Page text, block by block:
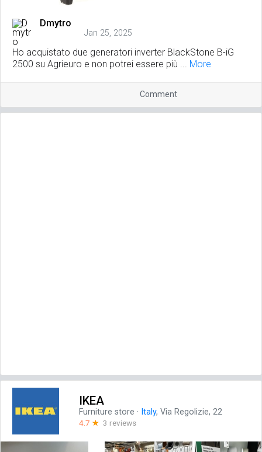
Dmytro
Jan 25, 2025
Ho acquistato due generatori inverter BlackStone B-iG
2500 su Agrieuro e non potrei essere più ... More
Comment
IKEA
Furniture store · Italy, Via Regolizie, 22
4.7 ☆ 3 reviews